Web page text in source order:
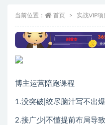
当前位置： 首页 实战VIP项
博主运营陪跑课程
1.没突破|绞尽脑汁写不出
2.接广少|不懂提前布局导